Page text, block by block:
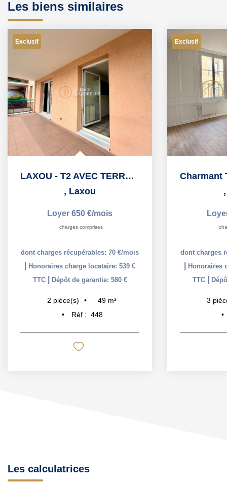
Les biens similaires
Exclusif
LAXOU - T2 AVEC TERRASSE ET CAVE
, Laxou
Loyer 650 €/mois
charges comprises
dont charges récupérables: 70 €/mois
Honoraires charge locataire: 539 €
TTC
Dépôt de garantie: 580 €
2 pièce(s) 49 m²
Réf : 448
Exclusif
dont charges
Honoraires
TTC
3
Les calculatrices